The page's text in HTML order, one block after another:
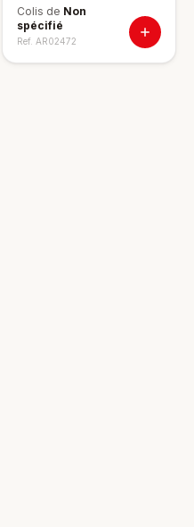
Colis de Non
spécifié
Ref. AR02472